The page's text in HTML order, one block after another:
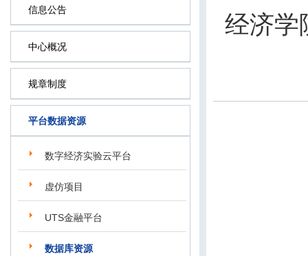
信息公告
中心概况
规章制度
平台数据资源
数字经济实验云平台
虚仿项目
UTS金融平台
数据库资源
经济学